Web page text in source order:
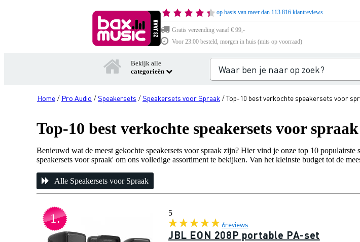
op basis van meer dan 113.816 klantreviews
Gratis verzending vanaf € 99,-
Voor 23:00 besteld, morgen in huis (mits op voorraad)
Bekijk alle
categorieën
Home / Pro Audio /Speakersets /Speakersets voor Spraak /Top-10 best verkochte speakersets voor
Top-10 best verkochte speakersets voor spraak
Benieuwd wat de meest gekochte speakersets voor spraak zijn? Hier vind je onze top 10
speakersets voor spraak' om ons volledige assortiment te bekijken. Van het kleinste budget tot de
Alle Speakersets voor Spraak
1. 5
6reviews
JBL EON 208P portable PA-set